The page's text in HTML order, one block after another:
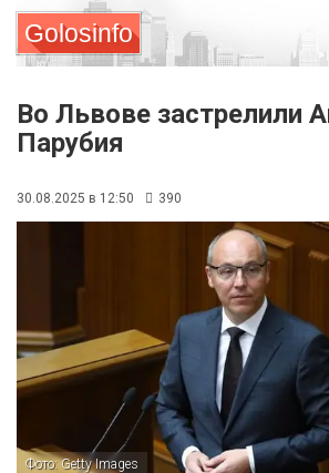
Golosinfo
Во Львове застрелили
Парубия
30.08.2025 в 12:50 390
Фото: Getty Images